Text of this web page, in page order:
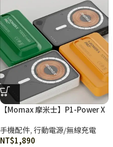
【Momax 摩米士】P1-Power X
C線行動電源-附支架｜CCC 認證
& WH 標示
手機配件,行動電源/無線充電
NT$1,890